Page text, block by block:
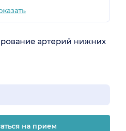
артерий нижних
на прием